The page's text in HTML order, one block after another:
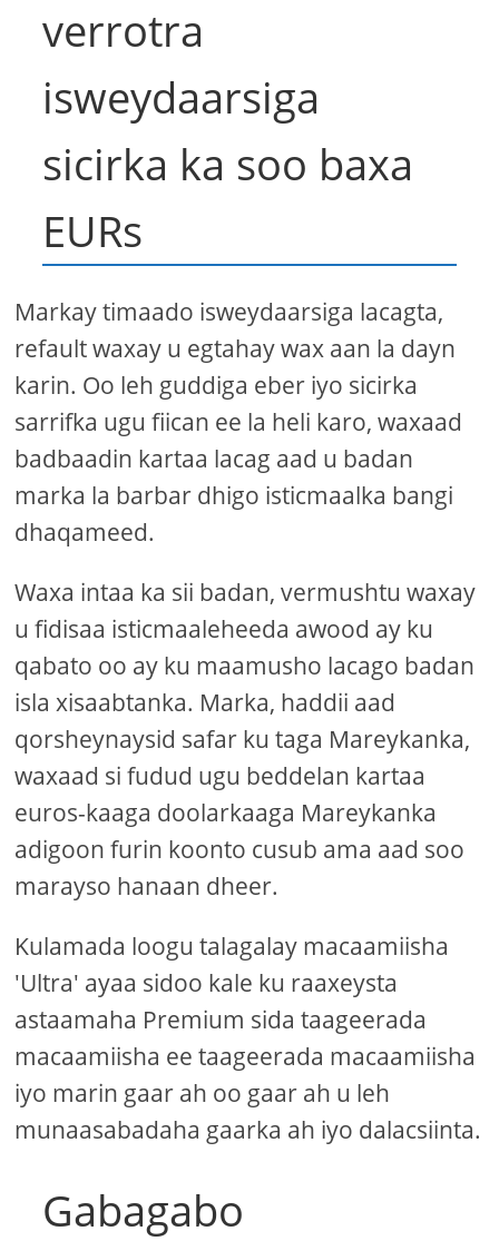
verrotra
isweydaarsiga
sicirka ka soo baxa
EURs
Markay timaado isweydaarsiga lacagta,
refault waxay u egtahay wax aan la dayn
karin. Oo leh guddiga eber iyo sicirka
sarrifka ugu fiican ee la heli karo, waxaad
badbaadin kartaa lacag aad u badan
marka la barbar dhigo isticmaalka bangi
dhaqameed.
Waxa intaa ka sii badan, vermushtu waxay
u fidisaa isticmaaleheeda awood ay ku
qabato oo ay ku maamusho lacago badan
isla xisaabtanka. Marka, haddii aad
qorsheynaysid safar ku taga Mareykanka,
waxaad si fudud ugu beddelan kartaa
euros-kaaga doolarkaaga Mareykanka
adigoon furin koonto cusub ama aad soo
marayso hanaan dheer.
Kulamada loogu talagalay macaamiisha
'Ultra' ayaa sidoo kale ku raaxeysta
astaamaha Premium sida taageerada
macaamiisha ee taageerada macaamiisha
iyo marin gaar ah oo gaar ah u leh
munaasabadaha gaarka ah iyo dalacsiinta.
Gabagabo